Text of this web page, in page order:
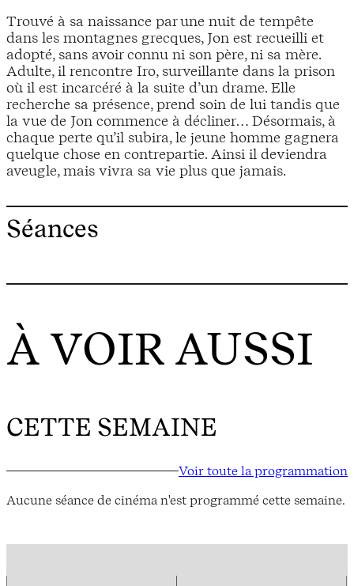
Trouvé à sa naissance par une nuit de tempête
dans les montagnes grecques, Jon est recueilli et
adopté, sans avoir connu ni son père, ni sa mère.
Adulte, il rencontre Iro, surveillante dans la prison
où il est incarcéré à la suite d’un drame. Elle
recherche sa présence, prend soin de lui tandis que
la vue de Jon commence à décliner… Désormais, à
chaque perte qu’il subira, le jeune homme gagnera
quelque chose en contrepartie. Ainsi il deviendra
aveugle, mais vivra sa vie plus que jamais.
Séances
À VOIR AUSSI
CETTE SEMAINE
Voir toute la programmation
Aucune séance de cinéma n'est programmé cette semaine.